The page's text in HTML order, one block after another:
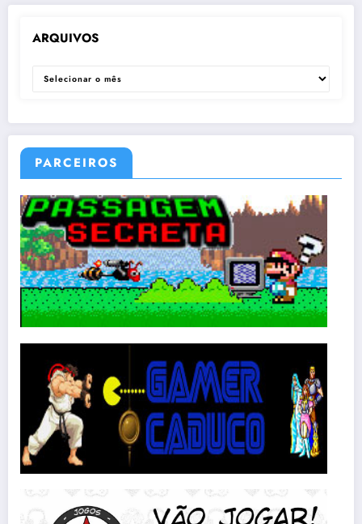
ARQUIVOS
ARQUIVOS
PARCEIROS